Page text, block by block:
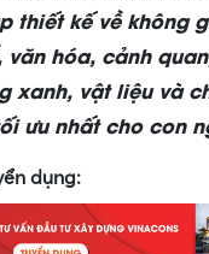
thiết kế về không
văn hóa, cảnh
xanh, vật liệu và
ưu nhất cho con
dụng: